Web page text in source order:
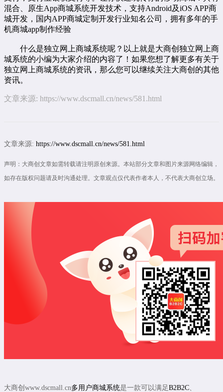
混合、原生App商城系统开发技术，支持Android及iOS APP商
城开发，国内APP商城定制开发行业知名公司，拥有多年的手
机商城app制作经验
什么是独立网上商城系统呢？以上就是大商创独立网上商
城系统的小编为大家介绍的内容了！如果您想了解更多有关于
独立网上商城系统的资讯，那么您可以继续关注大商创的其他
资讯。
文章来源: https://www.dscmall.cn/news/581.html
文章来源: https://www.dscmall.cn/news/581.html
声明：大商创文章如需转载请注明原创来源。本站部分文章和图片来源网络编辑，
如存在版权问题请及时沟通处理。文章观点仅代表作者本人，不代表大商创立场。
大商创www.dscmall.cn多用户商城系统是一款可以满足B2B2C